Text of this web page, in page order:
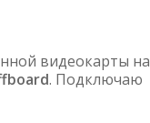
видеокарты на
. Подключаю